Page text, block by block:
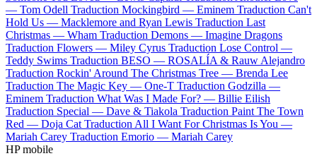
— Tom Odell Traduction Mockingbird — Eminem Traduction Can't
Hold Us — Macklemore and Ryan Lewis Traduction Last
Christmas — Wham Traduction Demons — Imagine Dragons
Traduction Flowers — Miley Cyrus Traduction Lose Control —
Teddy Swims Traduction BESO — ROSALÍA & Rauw Alejandro
Traduction Rockin' Around The Christmas Tree — Brenda Lee
Traduction The Magic Key — One-T Traduction Godzilla —
Eminem Traduction What Was I Made For? — Billie Eilish
Traduction Special — Dave & Tiakola Traduction Paint The Town
Red — Doja Cat Traduction All I Want For Christmas Is You —
Mariah Carey Traduction Emorio — Mariah Carey
HP mobile